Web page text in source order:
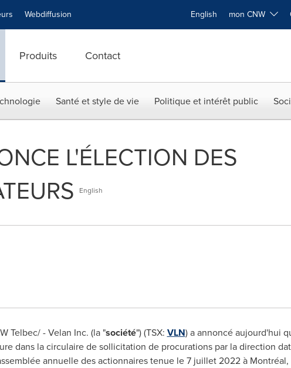
Webdiffusion English mon CNW
Produits Contact
Santé et style de vie Politique et intérêt public
L'ÉLECTION DES
English
Telbec/ - Velan Inc. (la "société") (TSX: VLN) a annoncé aujourd'hui
dans la circulaire de sollicitation de procurations par la direction
annuelle des actionnaires tenue le 7 juillet 2022 à Montréal,